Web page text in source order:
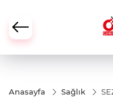
Anasayfa Sağlık